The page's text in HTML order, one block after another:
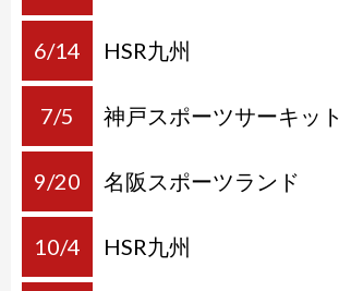
6/14 HSR九州
7/5 神戸スポーツサーキット
9/20 名阪スポーツランド
10/4 HSR九州